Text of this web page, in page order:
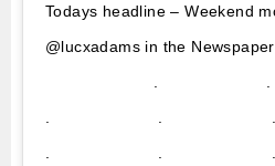
Todays headline – Weekend
@lucxadams in the